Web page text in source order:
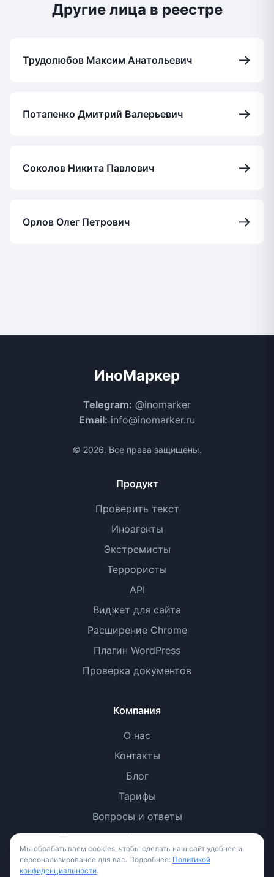
Другие лица в реестре
Трудолюбов Максим Анатольевич →
Потапенко Дмитрий Валерьевич →
Соколов Никита Павлович →
Орлов Олег Петрович →
ИноМаркер
Telegram: @inomarker
Email: info@inomarker.ru
© 2026. Все права защищены.
Продукт
Проверить текст
Иноагенты
Экстремисты
Террористы
API
Виджет для сайта
Расширение Chrome
Плагин WordPress
Проверка документов
Компания
О нас
Контакты
Блог
Тарифы
Вопросы и ответы
Политика конфиденциальности
Условия использования
Мы обрабатываем cookies, чтобы сделать наш сайт удобнее и
персонализированее для вас. Подробнее: Политикой
конфиденциальности.